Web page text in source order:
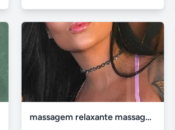
massagem relaxante massagem tailadensa